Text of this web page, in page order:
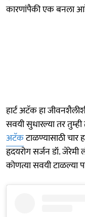
कारणांपैकी एक बनला
हार्ट अटॅक हा
सवयी सुधारल्या तर
अटॅकटाळण्यासाठी
हृदयरोग सर्जन डॉ. जेरेमी
कोणत्या सवयी टाळल्या